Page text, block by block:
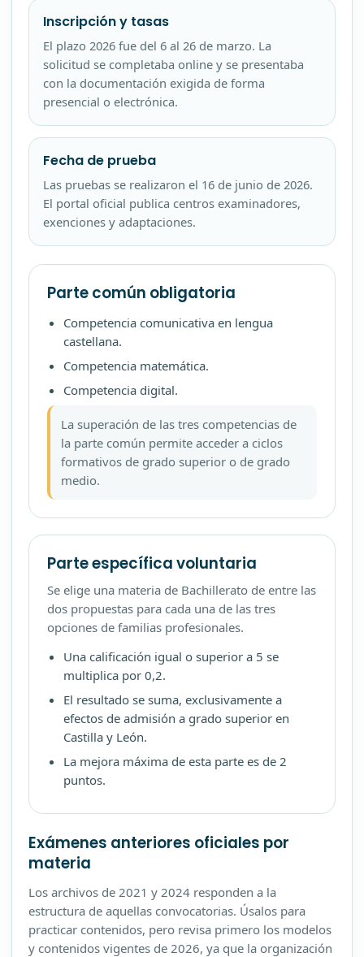
Inscripción y tasas
El plazo 2026 fue del 6 al 26 de marzo. La
solicitud se completaba online y se presentaba
con la documentación exigida de forma
presencial o electrónica.
Fecha de prueba
Las pruebas se realizaron el 16 de junio de 2026.
El portal oficial publica centros examinadores,
exenciones y adaptaciones.
Parte común obligatoria
Competencia comunicativa en lengua
castellana.
Competencia matemática.
Competencia digital.
La superación de las tres competencias de
la parte común permite acceder a ciclos
formativos de grado superior o de grado
medio.
Parte específica voluntaria
Se elige una materia de Bachillerato de entre las
dos propuestas para cada una de las tres
opciones de familias profesionales.
Una calificación igual o superior a 5 se
multiplica por 0,2.
El resultado se suma, exclusivamente a
efectos de admisión a grado superior en
Castilla y León.
La mejora máxima de esta parte es de 2
puntos.
Exámenes anteriores oficiales por
materia
Los archivos de 2021 y 2024 responden a la
estructura de aquellas convocatorias. Úsalos para
practicar contenidos, pero revisa primero los modelos
y contenidos vigentes de 2026, ya que la organización